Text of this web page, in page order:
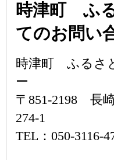
時津町 ふ
てのお問い
時津町 ふるさ
ー
〒851-2198 長
274-1
TEL：050-3116-